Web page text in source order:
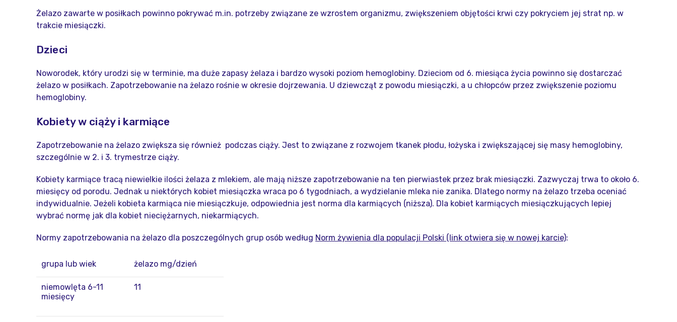
Żelazo zawarte w posiłkach powinno pokrywać m.in. potrzeby związane ze wzrostem organizmu, zwiększeniem objętości krwi czy pokryciem jej strat np. w
trakcie miesiączki.
Dzieci
Noworodek, który urodzi się w terminie, ma duże zapasy żelaza i bardzo wysoki poziom hemoglobiny. Dzieciom od 6. miesiąca życia powinno się dostarczać
żelazo w posiłkach. Zapotrzebowanie na żelazo rośnie w okresie dojrzewania. U dziewcząt z powodu miesiączki, a u chłopców przez zwiększenie poziomu
hemoglobiny.
Kobiety w ciąży i karmiące
Zapotrzebowanie na żelazo zwiększa się również podczas ciąży. Jest to związane z rozwojem tkanek płodu, łożyska i zwiększającej się masy hemoglobiny,
szczególnie w 2. i 3. trymestrze ciąży.
Kobiety karmiące tracą niewielkie ilości żelaza z mlekiem, ale mają niższe zapotrzebowanie na ten pierwiastek przez brak miesiączki. Zazwyczaj trwa to około 6.
miesięcy od porodu. Jednak u niektórych kobiet miesiączka wraca po 6 tygodniach, a wydzielanie mleka nie zanika. Dlatego normy na żelazo trzeba oceniać
indywidualnie. Jeżeli kobieta karmiąca nie miesiączkuje, odpowiednia jest norma dla karmiących (niższa). Dla kobiet karmiących miesiączkujących lepiej
wybrać normę jak dla kobiet nieciężarnych, niekarmiących.
Normy zapotrzebowania na żelazo dla poszczególnych grup osób według Norm żywienia dla populacji Polski (link otwiera się w nowej karcie):
grupa lub wiek żelazo mg/dzień
niemowlęta 6-11
miesięcy
11